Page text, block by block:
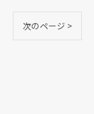
次のページ >